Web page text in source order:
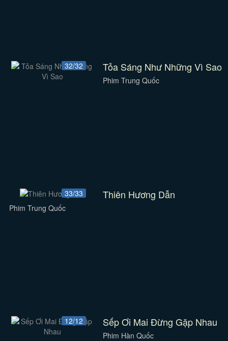
32/32 Tỏa Sáng Như Những Vì Sao
Phim Trung Quốc
33/33 Thiên Hương Dẫn
Phim Trung Quốc
12/12 Sếp Ơi Mai Đừng Gặp Nhau
Phim Hàn Quốc